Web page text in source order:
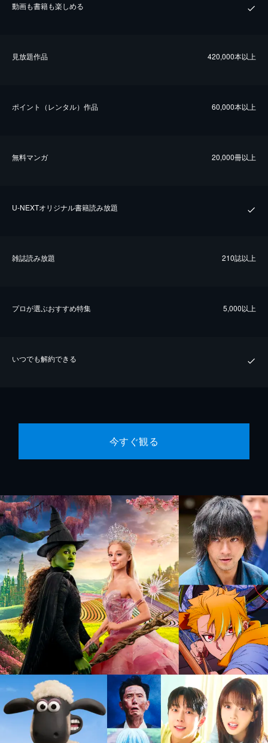
動画も書籍も楽しめる
⾒放題作品 420,000本以上
ポイント（レンタル）作品 60,000本以上
無料マンガ 20,000冊以上
U-NEXTオリジナル書籍読み放題
雑誌読み放題 210誌以上
プロが選ぶおすすめ特集 5,000以上
いつでも解約できる
今すぐ観る